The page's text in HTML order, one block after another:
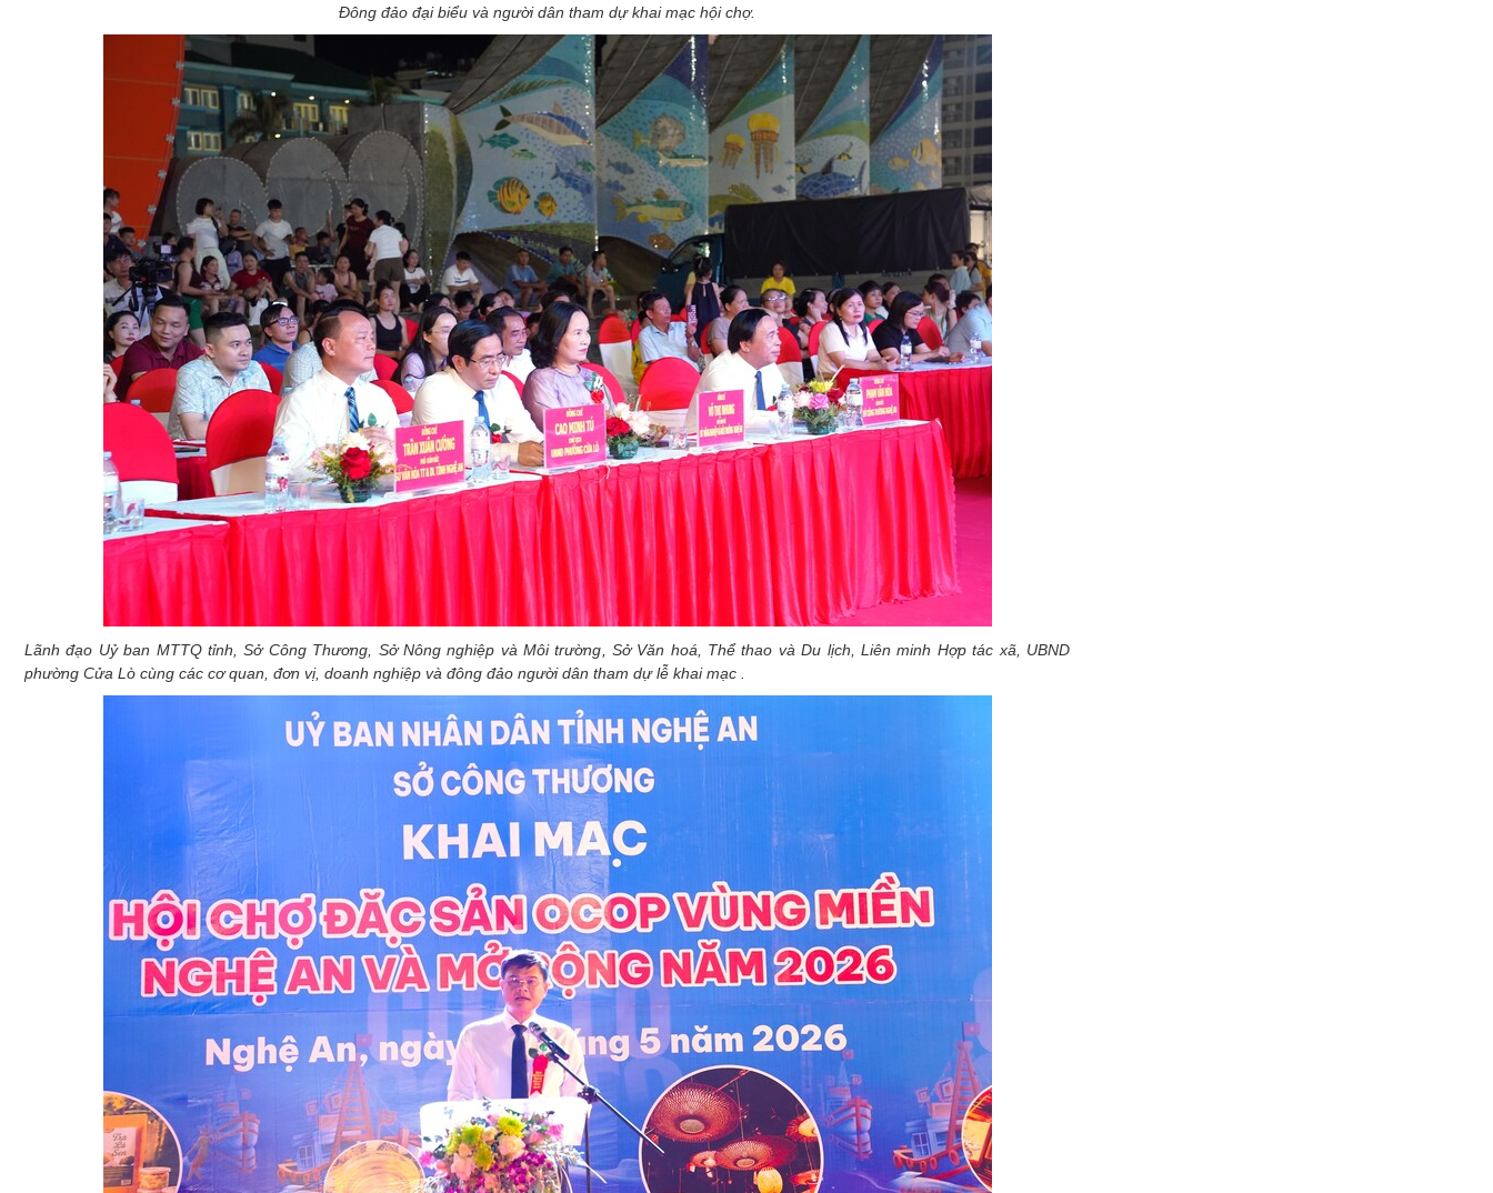
Đông đảo đại biểu và người dân tham dự khai mạc hội chợ.
Lãnh đạo Uỷ ban MTTQ tỉnh, Sở Công Thương, Sở Nông nghiệp và Môi trường, Sở Văn hoá, Thể thao và Du lịch, Liên minh Hợp tác xã, UBND
phường Cửa Lò cùng các cơ quan, đơn vị, doanh nghiệp và đông đảo người dân tham dự lễ khai mạc .